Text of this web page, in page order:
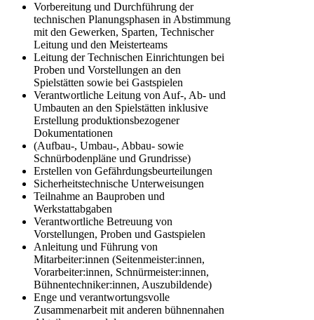
Vorbereitung und Durchführung der
technischen Planungsphasen in Abstimmung
mit den Gewerken, Sparten, Technischer
Leitung und den Meisterteams
Leitung der Technischen Einrichtungen bei
Proben und Vorstellungen an den
Spielstätten sowie bei Gastspielen
Verantwortliche Leitung von Auf-, Ab- und
Umbauten an den Spielstätten inklusive
Erstellung produktionsbezogener
Dokumentationen
(Aufbau-, Umbau-, Abbau- sowie
Schnürbodenpläne und Grundrisse)
Erstellen von Gefährdungsbeurteilungen
Sicherheitstechnische Unterweisungen
Teilnahme an Bauproben und
Werkstattabgaben
Verantwortliche Betreuung von
Vorstellungen, Proben und Gastspielen
Anleitung und Führung von
Mitarbeiter:innen (Seitenmeister:innen,
Vorarbeiter:innen, Schnürmeister:innen,
Bühnentechniker:innen, Auszubildende)
Enge und verantwortungsvolle
Zusammenarbeit mit anderen bühnennahen